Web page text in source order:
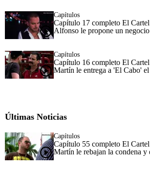
Capítulos
Capítulo 17 completo El Cartel
Alfonso le propone un
Capítulos
Capítulo 16 completo El Cartel
Martín le entrega a 'El Cabo'
Últimas Noticias
Capítulos
Capítulo 55 completo El
Martín le rebajan la condena y